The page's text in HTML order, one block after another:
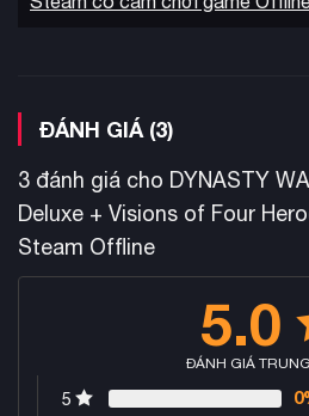
ĐÁNH GIÁ (3)
3 đánh giá cho DYNASTY
Deluxe + Visions of Four
Steam Offline
5.0
ĐÁNH GIÁ
5